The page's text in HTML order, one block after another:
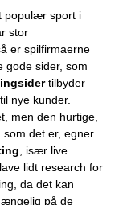
populær sport i
stor
er spilfirmaerne
gode sider, som
tilbyder
nye kunder.
men den hurtige,
det er, egner
, især live
lidt research for
da det kan
på de